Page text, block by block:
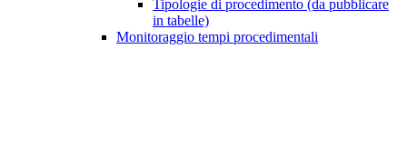
Tipologie di procedimento (da pubblicare
in tabelle)
Monitoraggio tempi procedimentali